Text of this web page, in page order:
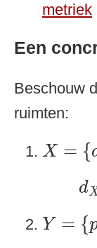
metriek
Een
Beschouw
ruimten:
X = {
X= b
d
Y = {
Y= ,q